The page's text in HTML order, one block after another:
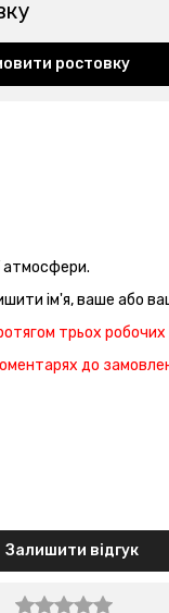
ростовку
атмосфери.
ім'я, ваше або
трьох робочих
до
Залишити відгук